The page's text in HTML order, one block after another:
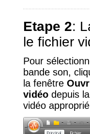
Etape 2:
le fichier
Pour
bande son,
la fenêtre
vidéo depuis
vidéo